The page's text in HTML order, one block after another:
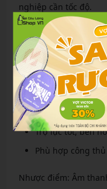
nghiệp cần tốc độ.
Cước Yonex
kiểm soát
Nanogy 98 sử dụng
soát cao. Đường kính
Kiểm soát 8/10,
Trợ lực tốt, bền
Phù hợp công
Nhược điểm: Âm